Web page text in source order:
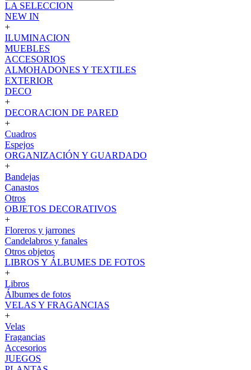
LA SELECCION
NEW IN
+
ILUMINACION
MUEBLES
ACCESORIOS
ALMOHADONES Y TEXTILES
EXTERIOR
DECO
+
DECORACION DE PARED
+
Cuadros
Espejos
ORGANIZACIÓN Y GUARDADO
+
Bandejas
Canastos
Otros
OBJETOS DECORATIVOS
+
Floreros y jarrones
Candelabros y fanales
Otros objetos
LIBROS Y ÁLBUMES DE FOTOS
+
Libros
Álbumes de fotos
VELAS Y FRAGANCIAS
+
Velas
Fragancias
Accesorios
JUEGOS